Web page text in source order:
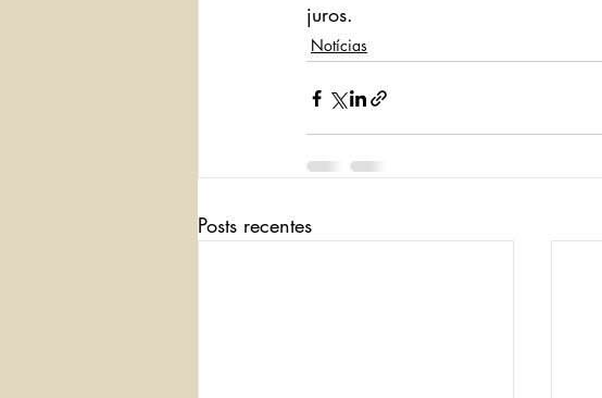
juros.
Notícias
Posts recentes